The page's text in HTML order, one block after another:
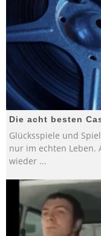
Die acht besten
Glücksspiele und
nur im echten Leben.
wieder ...